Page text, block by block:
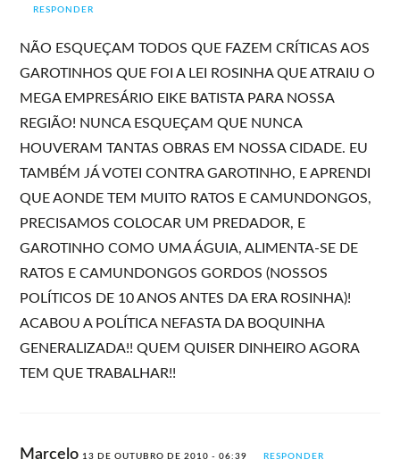
RESPONDER
NÃO ESQUEÇAM TODOS QUE FAZEM CRÍTICAS AOS
GAROTINHOS QUE FOI A LEI ROSINHA QUE ATRAIU O
MEGA EMPRESÁRIO EIKE BATISTA PARA NOSSA
REGIÃO! NUNCA ESQUEÇAM QUE NUNCA
HOUVERAM TANTAS OBRAS EM NOSSA CIDADE. EU
TAMBÉM JÁ VOTEI CONTRA GAROTINHO, E APRENDI
QUE AONDE TEM MUITO RATOS E CAMUNDONGOS,
PRECISAMOS COLOCAR UM PREDADOR, E
GAROTINHO COMO UMA ÁGUIA, ALIMENTA-SE DE
RATOS E CAMUNDONGOS GORDOS (NOSSOS
POLÍTICOS DE 10 ANOS ANTES DA ERA ROSINHA)!
ACABOU A POLÍTICA NEFASTA DA BOQUINHA
GENERALIZADA!! QUEM QUISER DINHEIRO AGORA
TEM QUE TRABALHAR!!
Marcelo 13 DE OUTUBRO DE 2010 - 06:39 RESPONDER